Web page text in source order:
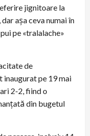
jignitoare la
așa ceva numai în
pe «tralalache»
de
pe 19 mai
2-2, fiind o
din bugetul